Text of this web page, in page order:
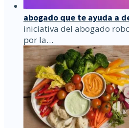
abogado que te ayuda a
iniciativa del abogado
por la…